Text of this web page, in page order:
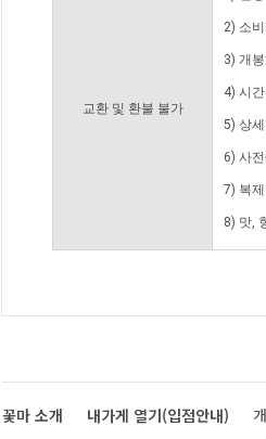
교환 및 환불 불가
2) 소
3) 개
4) 시
5) 상
6) 사
7) 복
8) 맛,
꽃마 소개 내가게 열기(입점안내)